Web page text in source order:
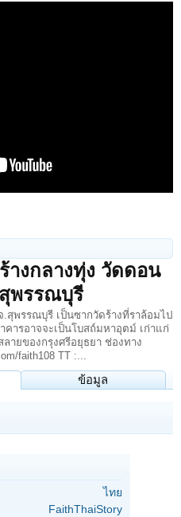
งกลางทุ่ง วัดดอน
พรรณบุรี
สุพรรณบุรี เป็นซากวัดร้างที่ราล้อมไป
ารอาจจะเป็นโบสถ์มหาอุตม์ เก่าแก่
ายของกรุงศรีอยุธยา ช่องทาง
faith108 TT :...
ข้อมูล
ไทย
FaithThaiStory